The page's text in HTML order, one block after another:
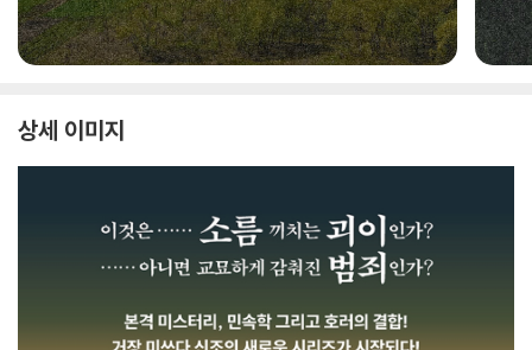
상세 이미지